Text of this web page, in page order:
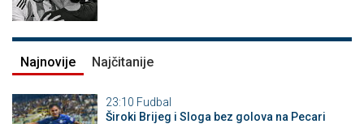
Najnovije Najčitanije
23:10 Fudbal
Široki Brijeg i Sloga bez golova na Pecari